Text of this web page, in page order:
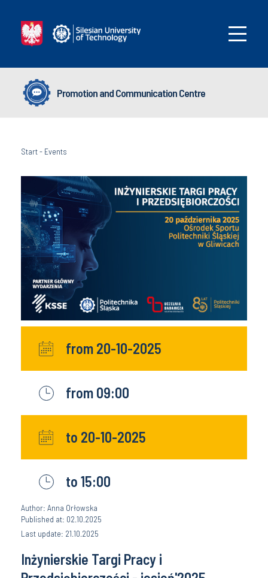
Promotion and Communication Centre
Start- Events
from 20-10-2025
from 09:00
to 20-10-2025
to 15:00
Author: Anna Orłowska
Published at: 02.10.2025
Last update: 21.10.2025
Inżynierskie Targi Pracy i